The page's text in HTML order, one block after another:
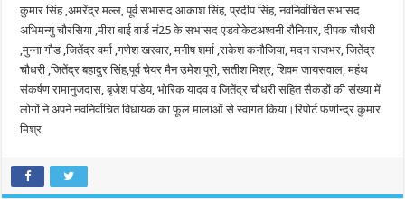
कुमार सिंह ,अमरेंद्र मल्ल, पूर्व सभासद आकाश सिंह, प्रदीप सिंह, नवनिर्वाचित सभासद
अभिमन्यु चौरसिया ,मीरा बाई वार्ड नं25 के सभासद एडवोकेटअश्वनी रौनियार, दीपक चौधरी
,मुन्ना गौड ,जितेंद्र वर्मा ,गणेश खरवार, मनीष शर्मा ,राकेश कनौजिया, मदन राजभर, जितेंद्र
चौधरी ,जितेंद्र बहादुर सिंह,पूर्व चेयर मैन उमेश पूरी, सतीश मिश्र, शिवम जायसवाल, महंथ
संकर्षण रामानुजदास, बृजेश पांडेय, भोरिक यादव व जितेंद्र चौधरी सहित सैकड़ों की संख्या में
लोगों ने अपने नवनिर्वाचित विधायक का फूल मालाओं से स्वागत किया।रिपोर्ट फणीन्द्र कुमार
मिश्र